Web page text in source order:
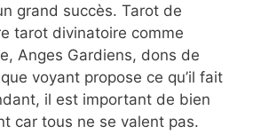
grand succès. Tarot de
tarot divinatoire comme
Anges Gardiens, dons de
voyant propose ce qu’il fait
il est important de bien
car tous ne se valent pas.